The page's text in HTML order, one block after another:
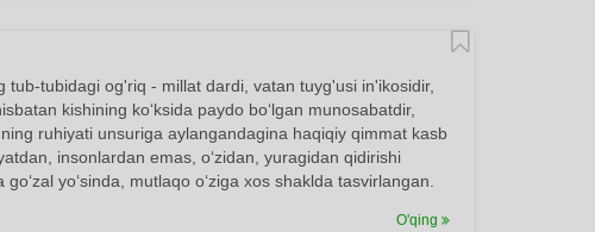
tub-tubidagi og'riq - millat dardi, vatan tuyg'usi in'ikosidir,
kishining ko‘ksida paydo bo‘lgan munosabatdir,
ruhiyati unsuriga aylangandagina haqiqiy qimmat kasb
insonlardan emas, o‘zidan, yuragidan qidirishi
yo‘sinda, mutlaqo o‘ziga xos shaklda tasvirlangan.
O'qing